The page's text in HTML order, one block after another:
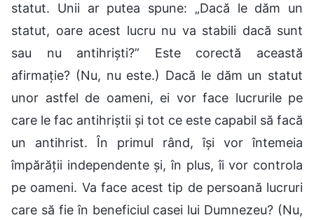
statut. Unii ar putea spune: „Dacă le dăm un
statut, oare acest lucru nu va stabili dacă sunt
sau nu antihriști?” Este corectă această
afirmație? (Nu, nu este.) Dacă le dăm un statut
unor astfel de oameni, ei vor face lucrurile pe
care le fac antihriștii și tot ce este capabil să facă
un antihrist. În primul rând, își vor întemeia
împărății independente și, în plus, îi vor controla
pe oameni. Va face acest tip de persoană lucruri
care să fie în beneficiul casei lui Dumnezeu? (Nu,